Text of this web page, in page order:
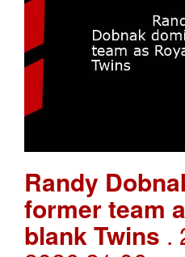
Randy
former team
blank Twins .